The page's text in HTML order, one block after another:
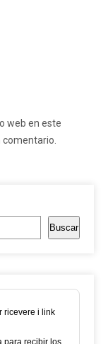
web en este
Buscar
ricevere i link
para recibir los